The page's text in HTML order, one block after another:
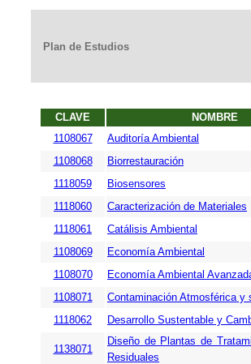
Plan de Estudios
CLAVE
NOMBRE
1108067
Auditoría Ambiental
1108068
Biorrestauración
1118059
Biosensores
1118060
Caracterización de Materiales
1118061
Catálisis Ambiental
1108069
Economía Ambiental
1108070
Economía Ambiental
1108071
Contaminación Atmosférica y
1118062
Desarrollo Sustentable y
1138071
Diseño de Plantas de
Residuales